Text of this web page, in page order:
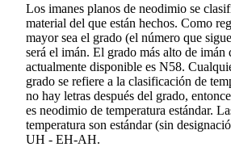
Los imanes planos de neodimio se
material del que están hechos. Como
mayor sea el grado (el número que
será el imán. El grado más alto de imán
actualmente disponible es N58.
grado se refiere a la clasificación de
no hay letras después del grado,
es neodimio de temperatura estándar.
temperatura son estándar (sin
UH - EH-AH.